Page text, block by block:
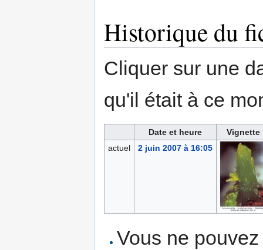
Historique du
Cliquer sur une
qu'il était à ce
Date et heure
Vignette
actuel
2 juin 2007 à 16:05
Vous ne